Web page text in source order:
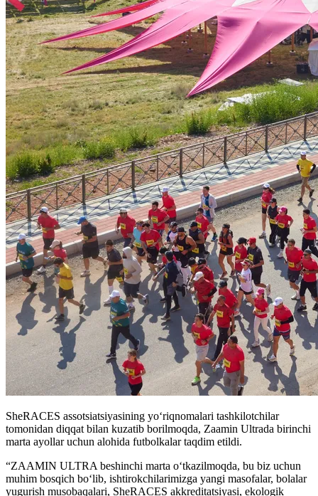
SheRACES assotsiatsiyasining yo‘riqnomalari tashkilotchilar
tomonidan diqqat bilan kuzatib borilmoqda, Zaamin Ultrada birinchi
marta ayollar uchun alohida futbolkalar taqdim etildi.
“ZAAMIN ULTRA beshinchi marta o‘tkazilmoqda, bu biz uchun
muhim bosqich bo‘lib, ishtirokchilarimizga yangi masofalar, bolalar
yugurish musobaqalari, SheRACES akkreditatsiyasi, ekologik